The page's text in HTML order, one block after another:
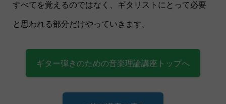
すべてを覚えるのではなく、ギタリストにとって必要
と思われる部分だけやっていきます。
ギター弾きのための音楽理論講座トップへ